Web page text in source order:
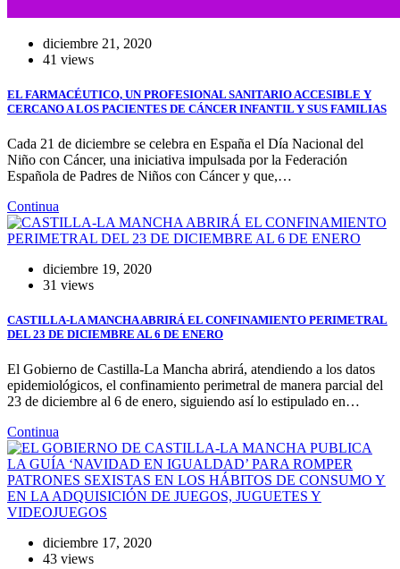
diciembre 21, 2020
41 views
EL FARMACÉUTICO, UN PROFESIONAL SANITARIO ACCESIBLE Y
CERCANO A LOS PACIENTES DE CÁNCER INFANTIL Y SUS FAMILIAS
Cada 21 de diciembre se celebra en España el Día Nacional del
Niño con Cáncer, una iniciativa impulsada por la Federación
Española de Padres de Niños con Cáncer y que,…
Continua
diciembre 19, 2020
31 views
CASTILLA-LA MANCHA ABRIRÁ EL CONFINAMIENTO PERIMETRAL
DEL 23 DE DICIEMBRE AL 6 DE ENERO
El Gobierno de Castilla-La Mancha abrirá, atendiendo a los datos
epidemiológicos, el confinamiento perimetral de manera parcial del
23 de diciembre al 6 de enero, siguiendo así lo estipulado en…
Continua
diciembre 17, 2020
43 views